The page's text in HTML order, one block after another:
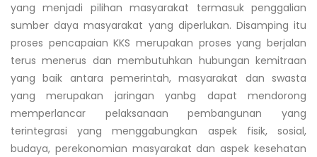
yang menjadi pilihan masyarakat termasuk penggalian
sumber daya masyarakat yang diperlukan. Disamping itu
proses pencapaian KKS merupakan proses yang berjalan
terus menerus dan membutuhkan hubungan kemitraan
yang baik antara pemerintah, masyarakat dan swasta
yang merupakan jaringan yanbg dapat mendorong
memperlancar pelaksanaan pembangunan yang
terintegrasi yang menggabungkan aspek fisik, sosial,
budaya, perekonomian masyarakat dan aspek kesehatan